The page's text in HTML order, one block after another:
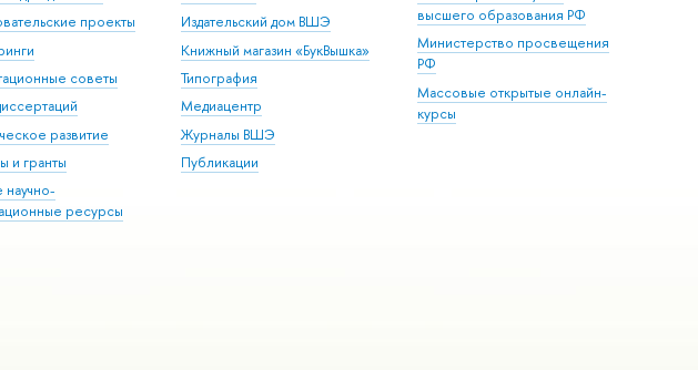
проекты
советы
развитие
и гранты
научно-
ресурсы
Издательский дом ВШЭ
Книжный магазин «БукВышка»
Типография
Медиацентр
Журналы ВШЭ
Публикации
высшего образования РФ
Министерство просвещения
РФ
Массовые открытые онлайн-
курсы